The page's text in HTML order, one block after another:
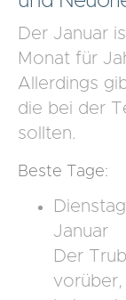
Der Januar
Monat für
Allerdings
die bei der
sollten.
Beste Tage:
Januar
Der